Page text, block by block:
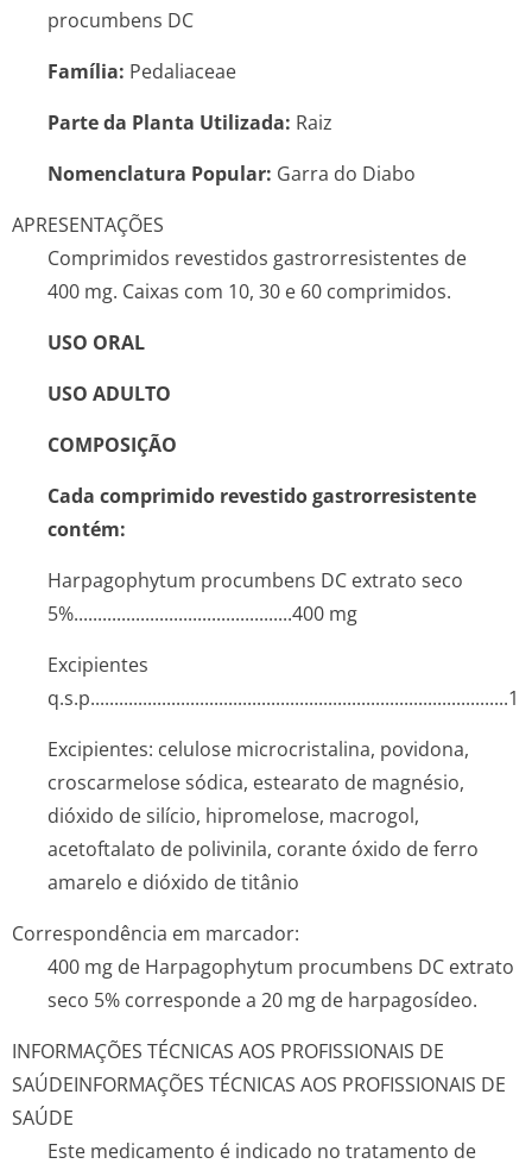
procumbens DC
Família: Pedaliaceae
Parte da Planta Utilizada: Raiz
Nomenclatura Popular: Garra do Diabo
APRESENTAÇÕES
Comprimidos revestidos gastrorresistentes de
400 mg. Caixas com 10, 30 e 60 comprimidos.
USO ORAL
USO ADULTO
COMPOSIÇÃO
Cada comprimido revestido gastrorresistente
contém:
Harpagophytum procumbens DC extrato seco
5%...........­.............­.............­.........400 mg
Excipientes
Excipientes: celulose microcristalina, povidona,
croscarmelose sódica, estearato de magnésio,
dióxido de silício, hipromelose, macrogol,
acetoftalato de polivinila, corante óxido de ferro
amarelo e dióxido de titânio
Correspondência em marcador:
400 mg de Harpagophytum procumbens DC extrato
seco 5% corresponde a 20 mg de harpagosídeo.
INFORMAÇÕES TÉCNICAS AOS PROFISSIONAIS DE
SAÚDEINFORMAÇÕES TÉCNICAS AOS PROFISSIONAIS DE
SAÚDE
Este medicamento é indicado no tratamento de